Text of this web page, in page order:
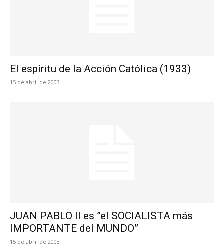
El espíritu de la Acción Católica (1933)
15 de abril de 2003
JUAN PABLO II es ”el SOCIALISTA más
IMPORTANTE del MUNDO”
15 de abril de 2003